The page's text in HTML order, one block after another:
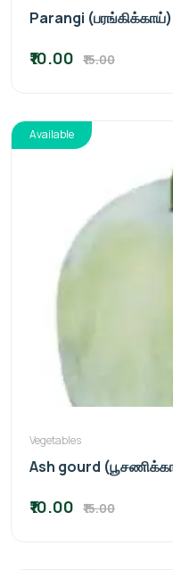
Parangi (பரங்கிக்காய்)
₹10.00 ₹15.00
Available
Vegetables
Ash gourd
₹10.00 ₹15.00